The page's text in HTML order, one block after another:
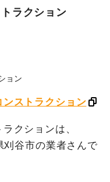
ラクション
ストラクション
クションは、
谷市の業者さんで